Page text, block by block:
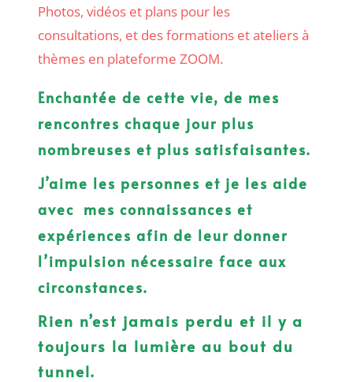
Photos, vidéos et plans pour les
consultations, et des formations et ateliers à
thèmes en plateforme ZOOM.
Enchantée de cette vie, de mes
rencontres chaque jour plus
nombreuses et plus satisfaisantes.
J’aime les personnes et je les aide
avec mes connaissances et
expériences afin de leur donner
l’impulsion nécessaire face aux
circonstances.
Rien n’est jamais perdu et il y a
toujours la lumière au bout du
tunnel.